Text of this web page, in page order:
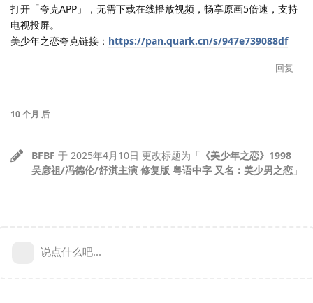
打开「夸克APP」，无需下载在线播放视频，畅享原画5倍速，支持
电视投屏。
美少年之恋夸克链接： https://pan.quark.cn/s/947e739088df
回复
10 个月 后
BFBF 于 2025年4月10日 更改标题为「 《美少年之恋》1998
吴彦祖/冯德伦/舒淇主演 修复版 粤语中字 又名：美少男之恋 」
说点什么吧...